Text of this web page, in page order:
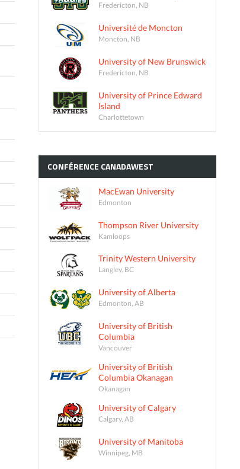
Fredericton, NB
Université de Moncton
Moncton, NB
University of New Brunswick
Fredericton, NB
University of Prince Edward
Island
Charlottetown
CONFÉRENCE CANADAWEST
MacEwan University
Edmonton
Thompson River University
Kamloops
Trinity Western University
Langley, BC
University of Alberta
Edmonton, AB
University of British
Columbia
Vancouver
University of British
Columbia Okanagan
Okanagan
University of Calgary
Calgary, AB
University of Manitoba
Winnipeg, MB